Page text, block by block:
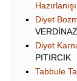
Hazırlanışı
Diyet
Diyet
PITIRCIK
Tabbule